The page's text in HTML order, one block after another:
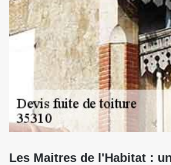
Les Maitres de l'Habitat :